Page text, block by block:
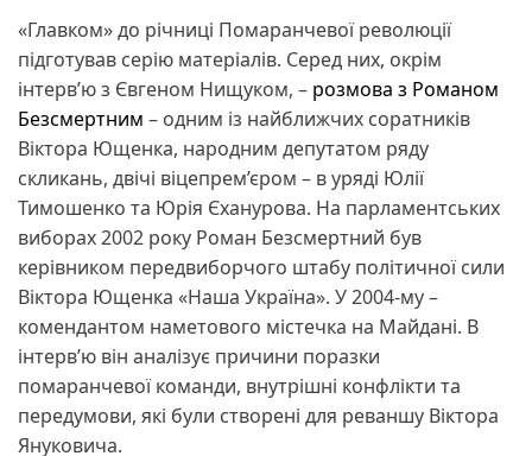
«Главком» до річниці Помаранчевої революції
підготував серію матеріалів. Серед них, окрім
інтерв’ю з Євгеном Нищуком, – розмова з Романом
Безсмертним – одним із найближчих соратників
Віктора Ющенка, народним депутатом ряду
скликань, двічі віцепрем’єром – в уряді Юлії
Тимошенко та Юрія Єханурова. На парламентських
виборах 2002 року Роман Безсмертний був
керівником передвиборчого штабу політичної сили
Віктора Ющенка «Наша Україна». У 2004-му –
комендантом наметового містечка на Майдані. В
інтерв’ю він аналізує причини поразки
помаранчевої команди, внутрішні конфлікти та
передумови, які були створені для реваншу Віктора
Януковича.